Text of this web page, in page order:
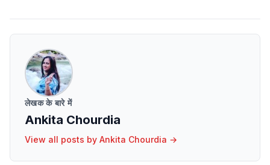
लेखक के बारे में
Ankita Chourdia
View all posts by Ankita Chourdia →